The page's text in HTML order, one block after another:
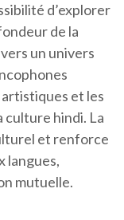
d’explorer
de la
un univers
et les
hindi. La
et renforce
langues,
mutuelle.